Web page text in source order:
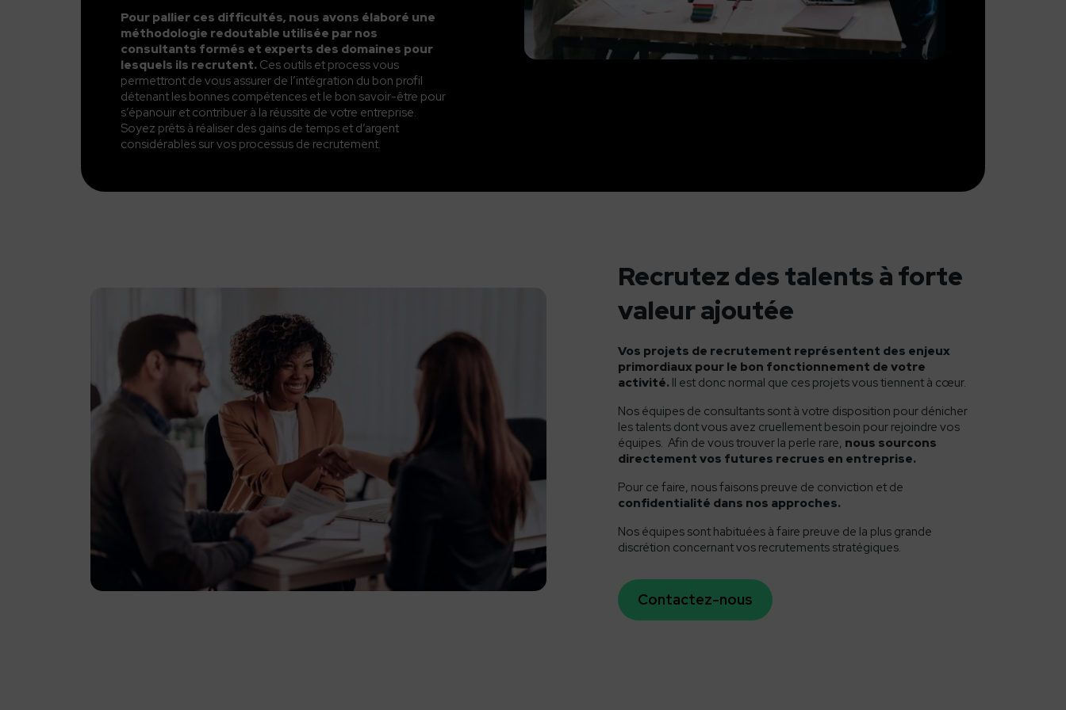
Pour pallier ces difficultés, nous avons élaboré une
méthodologie redoutable utilisée par nos
consultants formés et experts des domaines pour
lesquels ils recrutent. Ces outils et process vous
permettront de vous assurer de l’intégration du bon profil
détenant les bonnes compétences et le bon savoir-être pour
s’épanouir et contribuer à la réussite de votre entreprise.
Soyez prêts à réaliser des gains de temps et d’argent
considérables sur vos processus de recrutement.
Recrutez des talents à forte
valeur ajoutée
Vos projets de recrutement représentent des enjeux
primordiaux pour le bon fonctionnement de votre
activité. Il est donc normal que ces projets vous tiennent à cœur.
Nos équipes de consultants sont à votre disposition pour dénicher
les talents dont vous avez cruellement besoin pour rejoindre vos
équipes. Afin de vous trouver la perle rare, nous sourcons
directement vos futures recrues en entreprise.
Pour ce faire, nous faisons preuve de conviction et de
confidentialité dans nos approches.
Nos équipes sont habituées à faire preuve de la plus grande
discrétion concernant vos recrutements stratégiques.
Contactez-nous